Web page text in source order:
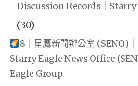
Discussion Records｜
(30)
8｜星鷹新聞辦公室 (SENO)｜
Starry Eagle News Office
Eagle Group